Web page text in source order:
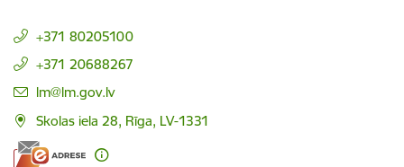
+371 80205100
+371 20688267
E-pasts:
lm@lm.gov.lv
Skolas iela 28, Rīga, LV-1331